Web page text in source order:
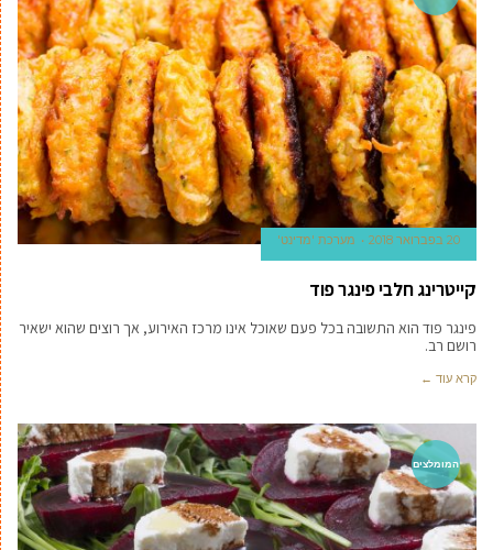
20 בפברואר 2018 מערכת 'מדינט'
קייטרינג חלבי פינגר פוד
פינגר פוד הוא התשובה בכל פעם שאוכל אינו מרכז האירוע, אך רוצים שהוא ישאיר
רושם רב.
קרא עוד ←
המומלצים